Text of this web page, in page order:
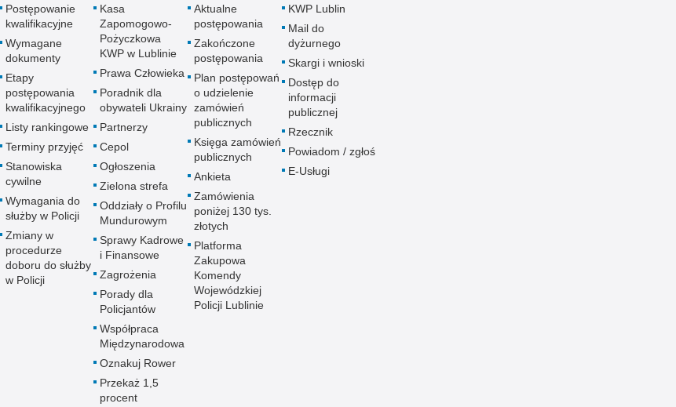
Postępowanie
kwalifikacyjne
Wymagane
dokumenty
Etapy
postępowania
kwalifikacyjnego
Listy rankingowe
Terminy przyjęć
Stanowiska
cywilne
Wymagania do
służby w Policji
Zmiany w
procedurze
doboru do służby
w Policji
Kasa
Zapomogowo-
Pożyczkowa
KWP w Lublinie
Prawa Człowieka
Poradnik dla
obywateli Ukrainy
Partnerzy
Cepol
Ogłoszenia
Zielona strefa
Oddziały o Profilu
Mundurowym
Sprawy Kadrowe
i Finansowe
Zagrożenia
Porady dla
Policjantów
Współpraca
Międzynarodowa
Oznakuj Rower
Przekaż 1,5
procent
Aktualne
postępowania
Zakończone
postępowania
Plan postępowań
o udzielenie
zamówień
publicznych
Księga zamówień
publicznych
Ankieta
Zamówienia
poniżej 130 tys.
złotych
Platforma
Zakupowa
Komendy
Wojewódzkiej
Policji Lublinie
KWP Lublin
Mail do
dyżurnego
Skargi i wnioski
Dostęp do
informacji
publicznej
Rzecznik
Powiadom / zgłoś
E-Usługi